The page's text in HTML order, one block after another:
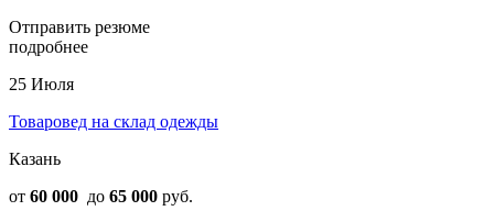
Отправить резюме
подробнее
25 Июля
Товаровед на склад одежды
Казань
от 60 000 до 65 000 руб.